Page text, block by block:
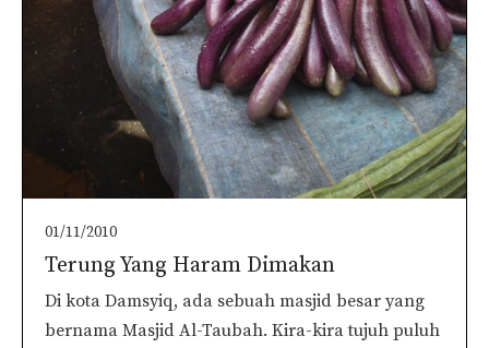
01/11/2010
Terung Yang Haram Dimakan
Di kota Damsyiq, ada sebuah masjid besar yang
bernama Masjid Al-Taubah. Kira-kira tujuh puluh